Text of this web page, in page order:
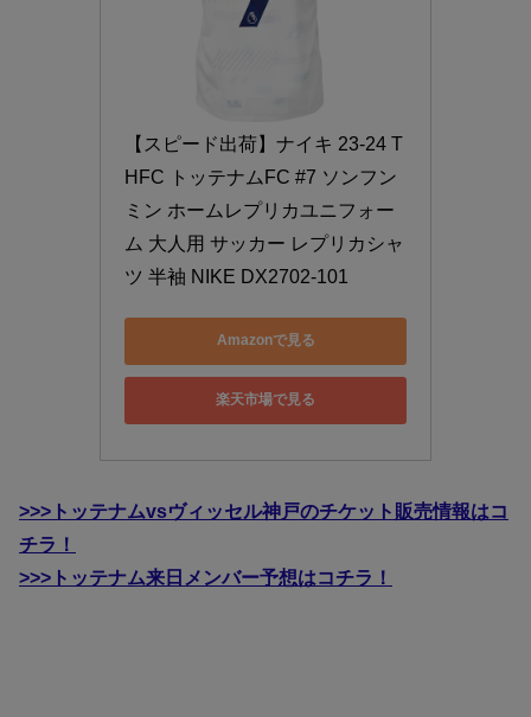
【スピード出荷】ナイキ 23-24 T
HFC トッテナムFC #7 ソンフン
ミン ホームレプリカユニフォー
ム 大人用 サッカー レプリカシャ
ツ 半袖 NIKE DX2702-101
Amazonで見る
楽天市場で見る
>>>トッテナムvsヴィッセル神戸のチケット販売情報はコ
チラ！
>>>トッテナム来日メンバー予想はコチラ！